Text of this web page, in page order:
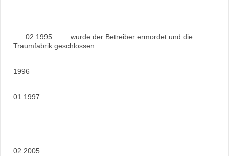
02.1995 ..... wurde der Betreiber ermordet und die
Traumfabrik geschlossen.
1996
01.1997
02.2005